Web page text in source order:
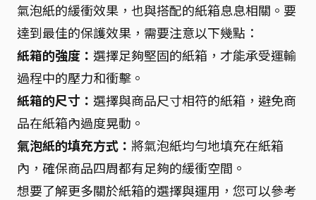
氣泡紙的緩衝效果，也與搭配的紙箱息息相關。要
達到最佳的保護效果，需要注意以下幾點：
紙箱的強度： 選擇足夠堅固的紙箱，才能承受運輸
過程中的壓力和衝擊。
紙箱的尺寸： 選擇與商品尺寸相符的紙箱，避免商
品在紙箱內過度晃動。
氣泡紙的填充方式： 將氣泡紙均勻地填充在紙箱
內，確保商品四周都有足夠的緩衝空間。
想要了解更多關於紙箱的選擇與運用，您可以參考